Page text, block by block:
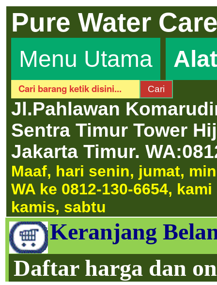
Pure Water
Menu Utama
Jl.Pahlawan
Sentra Timur Tower
Jakarta Timur.
Maaf, hari senin, jumat,
WA ke 0812-130-6654,
kamis, sabtu
Keranjang
Daftar harga dan